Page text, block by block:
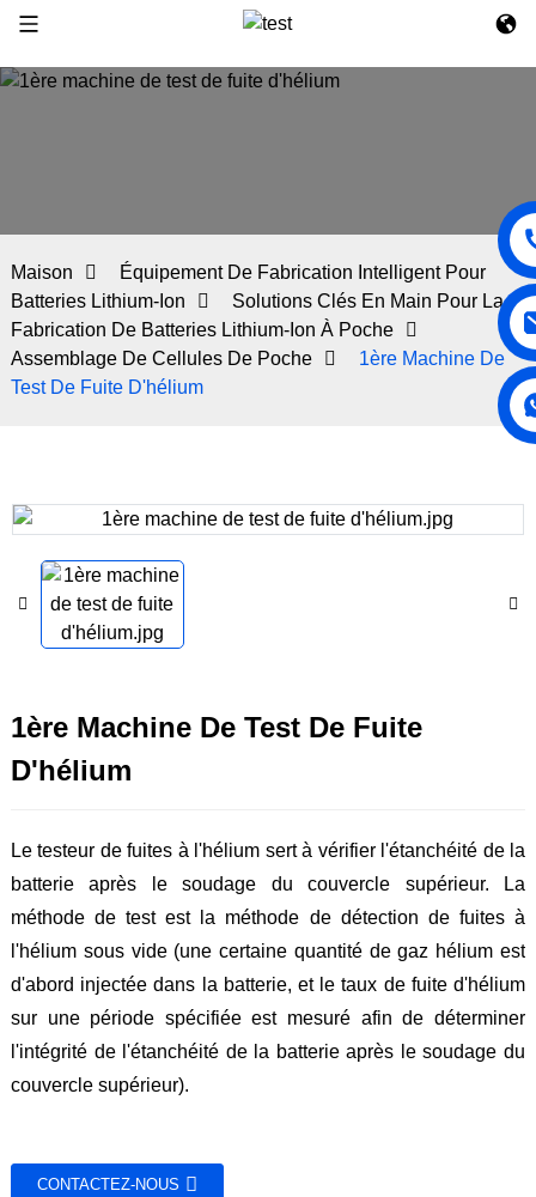
Maison
Équipement De Fabrication Intelligent Pour
Batteries Lithium-Ion
Solutions Clés En Main Pour La
Fabrication De Batteries Lithium-Ion À Poche
Assemblage De Cellules De Poche
1ère Machine De
Test De Fuite D'hélium
1ère Machine De Test De Fuite
D'hélium
Le testeur de fuites à l'hélium sert à vérifier l'étanchéité de la
batterie après le soudage du couvercle supérieur. La
méthode de test est la méthode de détection de fuites à
l'hélium sous vide (une certaine quantité de gaz hélium est
d'abord injectée dans la batterie, et le taux de fuite d'hélium
sur une période spécifiée est mesuré afin de déterminer
l'intégrité de l'étanchéité de la batterie après le soudage du
couvercle supérieur).
CONTACTEZ-NOUS